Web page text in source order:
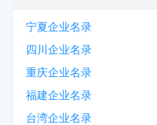
宁夏企业名录
四川企业名录
重庆企业名录
福建企业名录
台湾企业名录